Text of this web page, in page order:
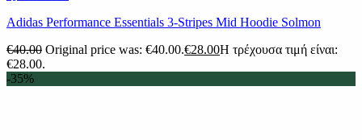
Adidas Performance Essentials 3-Stripes Mid Hoodie Solmon
€40.00 Original price was: €40.00.€28.00Η τρέχουσα τιμή είναι:
€28.00.
-35%